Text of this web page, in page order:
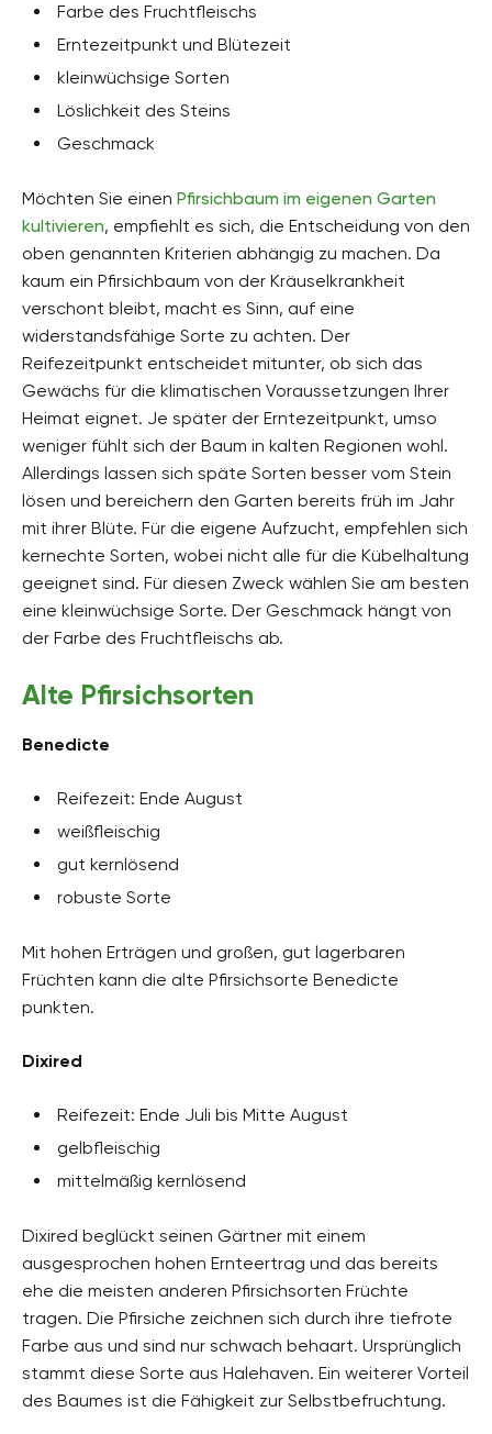
Farbe des Fruchtfleischs
Erntezeitpunkt und Blütezeit
kleinwüchsige Sorten
Löslichkeit des Steins
Geschmack
Möchten Sie einen Pfirsichbaum im eigenen Garten
kultivieren, empfiehlt es sich, die Entscheidung von den
oben genannten Kriterien abhängig zu machen. Da
kaum ein Pfirsichbaum von der Kräuselkrankheit
verschont bleibt, macht es Sinn, auf eine
widerstandsfähige Sorte zu achten. Der
Reifezeitpunkt entscheidet mitunter, ob sich das
Gewächs für die klimatischen Voraussetzungen Ihrer
Heimat eignet. Je später der Erntezeitpunkt, umso
weniger fühlt sich der Baum in kalten Regionen wohl.
Allerdings lassen sich späte Sorten besser vom Stein
lösen und bereichern den Garten bereits früh im Jahr
mit ihrer Blüte. Für die eigene Aufzucht, empfehlen sich
kernechte Sorten, wobei nicht alle für die Kübelhaltung
geeignet sind. Für diesen Zweck wählen Sie am besten
eine kleinwüchsige Sorte. Der Geschmack hängt von
der Farbe des Fruchtfleischs ab.
Alte Pfirsichsorten
Benedicte
Reifezeit: Ende August
weißfleischig
gut kernlösend
robuste Sorte
Mit hohen Erträgen und großen, gut lagerbaren
Früchten kann die alte Pfirsichsorte Benedicte
punkten.
Dixired
Reifezeit: Ende Juli bis Mitte August
gelbfleischig
mittelmäßig kernlösend
Dixired beglückt seinen Gärtner mit einem
ausgesprochen hohen Ernteertrag und das bereits
ehe die meisten anderen Pfirsichsorten Früchte
tragen. Die Pfirsiche zeichnen sich durch ihre tiefrote
Farbe aus und sind nur schwach behaart. Ursprünglich
stammt diese Sorte aus Halehaven. Ein weiterer Vorteil
des Baumes ist die Fähigkeit zur Selbstbefruchtung.